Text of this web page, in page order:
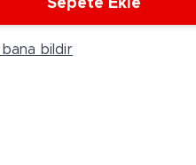
Ürünleri
Akülü Araçlar
Sepete Ekle
bildir